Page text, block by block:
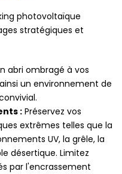
photovoltaïque
stratégiques et
abri ombragé à vos
un environnement de
: Préservez vos
extrêmes telles que la
UV, la grêle, la
désertique. Limitez
par l'encrassement